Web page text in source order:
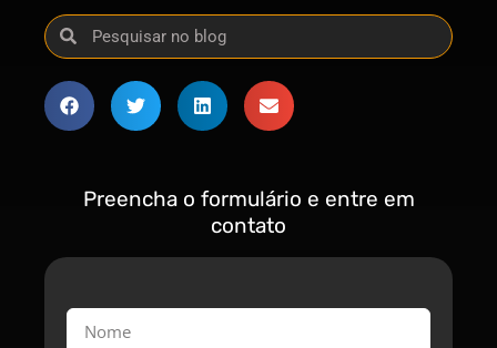
Preencha o formulário e entre em
contato